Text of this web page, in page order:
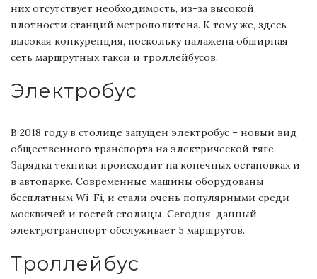
них отсутствует необходимость, из-за высокой
плотности станций метрополитена. К тому же, здесь
высокая конкуренция, поскольку налажена обширная
сеть маршрутных такси и троллейбусов.
Электробус
В 2018 году в столице запущен электробус – новый вид
общественного транспорта на электрической тяге.
Зарядка техники происходит на конечных остановках и
в автопарке. Современные машины оборудованы
бесплатным Wi-Fi, и стали очень популярными среди
москвичей и гостей столицы. Сегодня, данный
электротранспорт обслуживает 5 маршрутов.
Троллейбус